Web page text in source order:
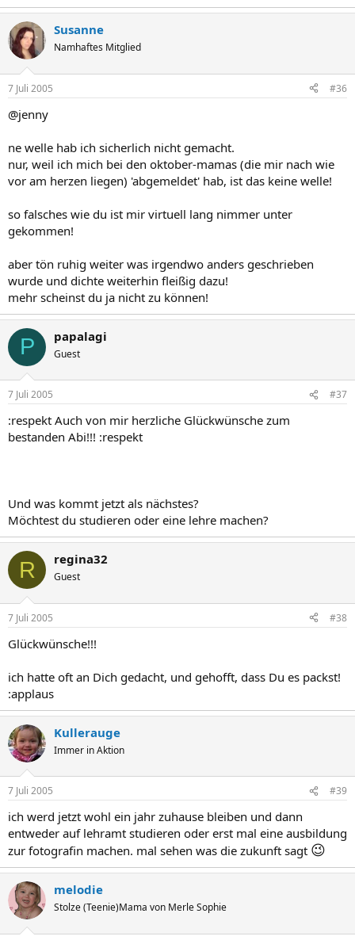
Susanne
Namhaftes Mitglied
7 Juli 2005 #36
@jenny
ne welle hab ich sicherlich nicht gemacht.
nur, weil ich mich bei den oktober-mamas (die mir nach wie
vor am herzen liegen) 'abgemeldet' hab, ist das keine welle!
so falsches wie du ist mir virtuell lang nimmer unter
gekommen!
aber tön ruhig weiter was irgendwo anders geschrieben
wurde und dichte weiterhin fleißig dazu!
mehr scheinst du ja nicht zu können!
P papalagi
Guest
7 Juli 2005 #37
:respekt Auch von mir herzliche Glückwünsche zum
bestanden Abi!!! :respekt
Und was kommt jetzt als nächstes?
Möchtest du studieren oder eine lehre machen?
R regina32
Guest
7 Juli 2005 #38
Glückwünsche!!!
ich hatte oft an Dich gedacht, und gehofft, dass Du es packst!
:applaus
Kullerauge
Immer in Aktion
7 Juli 2005 #39
ich werd jetzt wohl ein jahr zuhause bleiben und dann
entweder auf lehramt studieren oder erst mal eine ausbildung
zur fotografin machen. mal sehen was die zukunft sagt 😉
melodie
Stolze (Teenie)Mama von Merle Sophie